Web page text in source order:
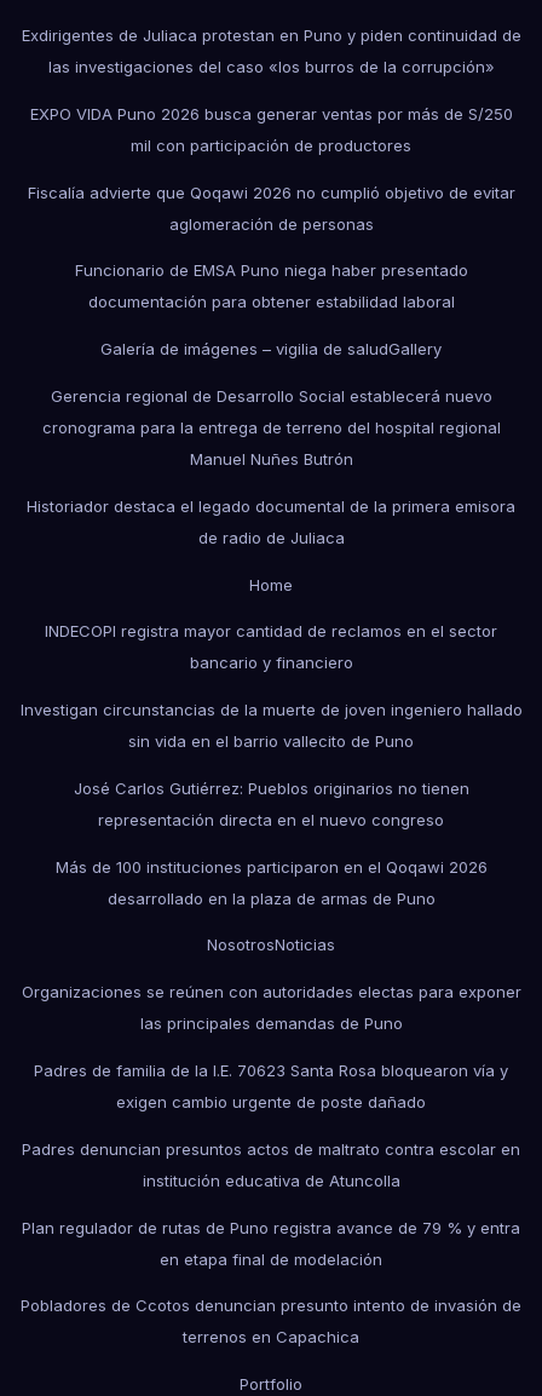
Exdirigentes de Juliaca protestan en Puno y piden continuidad de
las investigaciones del caso «los burros de la corrupción»
EXPO VIDA Puno 2026 busca generar ventas por más de S/250
mil con participación de productores
Fiscalía advierte que Qoqawi 2026 no cumplió objetivo de evitar
aglomeración de personas
Funcionario de EMSA Puno niega haber presentado
documentación para obtener estabilidad laboral
Galería de imágenes – vigilia de saludGallery
Gerencia regional de Desarrollo Social establecerá nuevo
cronograma para la entrega de terreno del hospital regional
Manuel Nuñes Butrón
Historiador destaca el legado documental de la primera emisora
de radio de Juliaca
Home
INDECOPI registra mayor cantidad de reclamos en el sector
bancario y financiero
Investigan circunstancias de la muerte de joven ingeniero hallado
sin vida en el barrio vallecito de Puno
José Carlos Gutiérrez: Pueblos originarios no tienen
representación directa en el nuevo congreso
Más de 100 instituciones participaron en el Qoqawi 2026
desarrollado en la plaza de armas de Puno
NosotrosNoticias
Organizaciones se reúnen con autoridades electas para exponer
las principales demandas de Puno
Padres de familia de la I.E. 70623 Santa Rosa bloquearon vía y
exigen cambio urgente de poste dañado
Padres denuncian presuntos actos de maltrato contra escolar en
institución educativa de Atuncolla
Plan regulador de rutas de Puno registra avance de 79 % y entra
en etapa final de modelación
Pobladores de Ccotos denuncian presunto intento de invasión de
terrenos en Capachica
Portfolio